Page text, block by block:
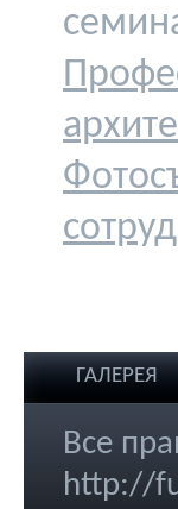
ГАЛЕРЕЯ
Все
http://